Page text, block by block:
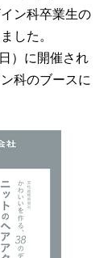
ン科卒業生の
した。
）に開催され
科のブースに